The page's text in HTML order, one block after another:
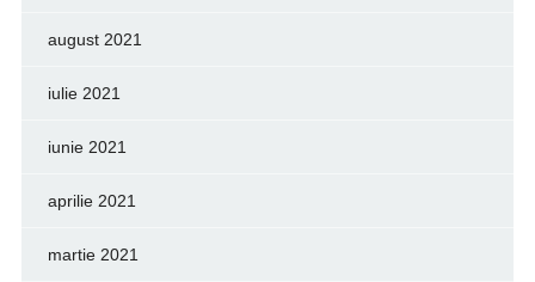
august 2021
iulie 2021
iunie 2021
aprilie 2021
martie 2021